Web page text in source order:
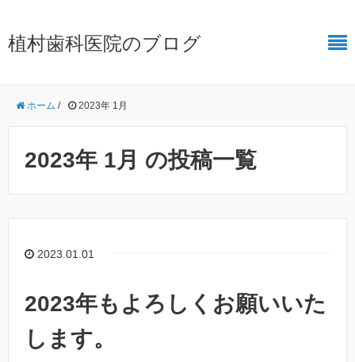
植村歯科医院のブログ
ホーム / 2023年 1月
2023年 1月 の投稿一覧
2023.01.01
2023年もよろしくお願いいた
します。